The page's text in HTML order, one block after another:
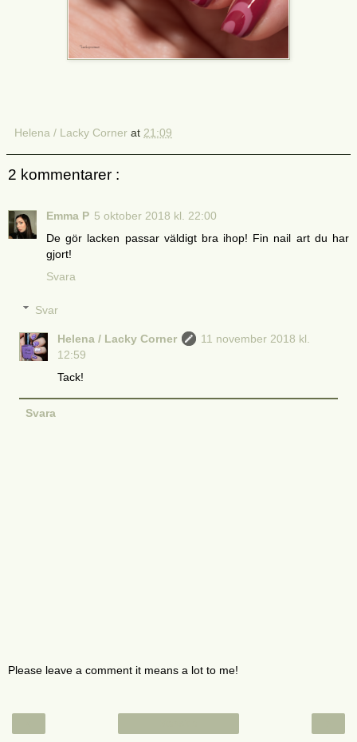
Helena / Lacky Corner at 21:09
2 kommentarer :
Emma P 5 oktober 2018 kl. 22:00
De gör lacken passar väldigt bra ihop! Fin nail art du har
gjort!
Svara
Svar
Helena / Lacky Corner
11 november 2018 kl.
12:59
Tack!
Svara
Please leave a comment it means a lot to me!